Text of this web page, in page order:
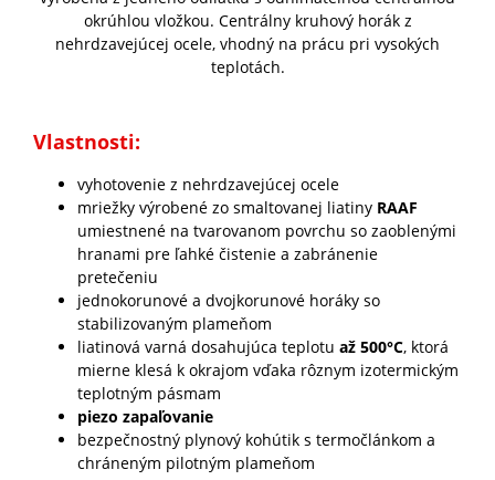
okrúhlou vložkou. Centrálny kruhový horák z
nehrdzavejúcej ocele, vhodný na prácu pri vysokých
teplotách.
Vlastnosti:
vyhotovenie z nehrdzavejúcej ocele
mriežky výrobené zo smaltovanej liatiny RAAF
umiestnené na tvarovanom povrchu so zaoblenými
hranami pre ľahké čistenie a zabránenie
pretečeniu
jednokorunové a dvojkorunové horáky so
stabilizovaným plameňom
liatinová varná dosahujúca teplotu až 500°C, ktorá
mierne klesá k okrajom vďaka rôznym izotermickým
teplotným pásmam
piezo zapaľovanie
bezpečnostný plynový kohútik s termočlánkom a
chráneným pilotným plameňom